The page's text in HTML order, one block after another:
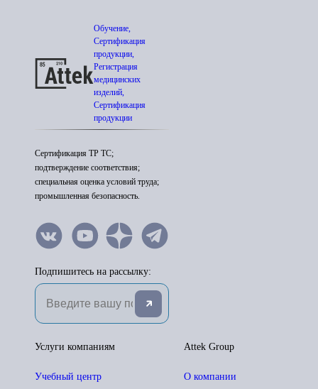
Обучение,
Сертификация
продукции,
Регистрация
медицинских
изделий,
Сертификация
продукции
Сертификация ТР ТС;
подтверждение соответствия;
специальная оценка условий труда;
промышленная безопасность.
Подпишитесь на рассылку:
Attek Group
О компании
Услуги компаниям
Учебный центр